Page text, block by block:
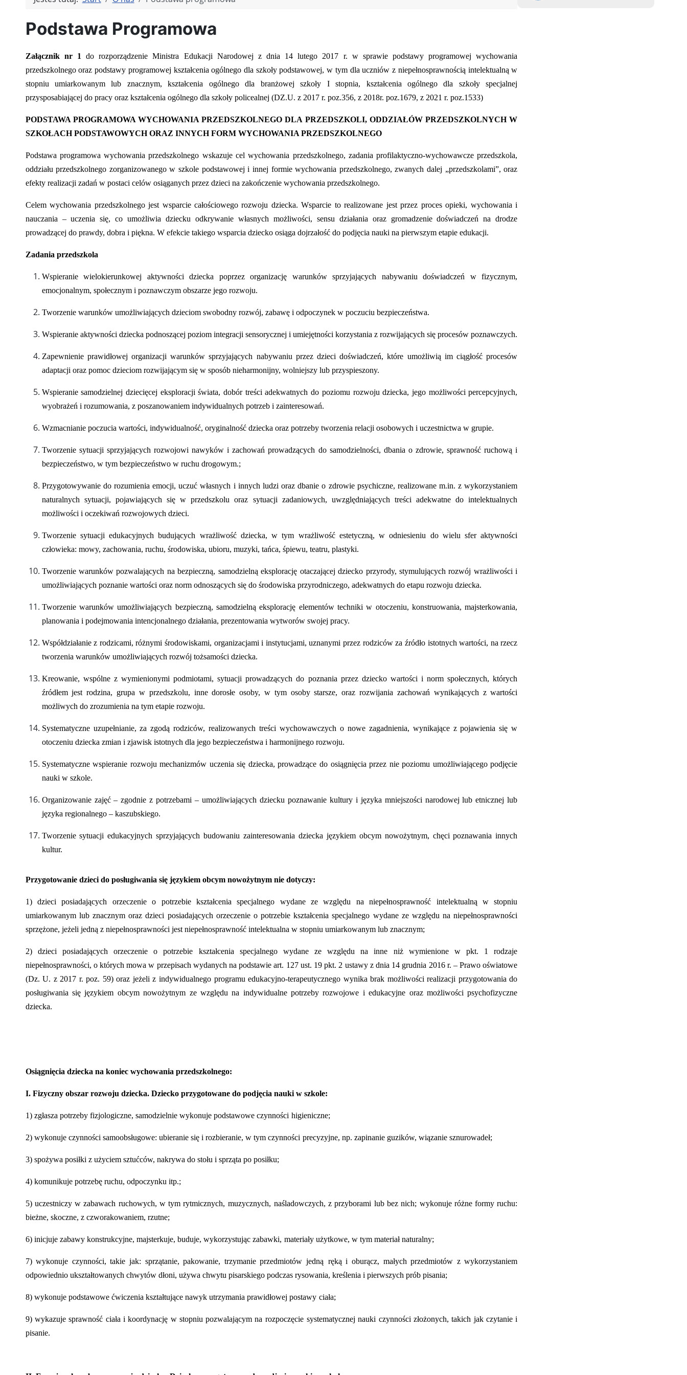
Podstawa Programowa
Załącznik nr 1do rozporządzenie Ministra Edukacji Narodowej z dnia 14 lutego 2017 r. w sprawie podstawy programowej wychowania
przedszkolnego oraz podstawy programowej kształcenia ogólnego dla szkoły podstawowej, w tym dla uczniów z niepełnosprawnością intelektualną w
stopniu umiarkowanym lub znacznym, kształcenia ogólnego dla branżowej szkoły I stopnia, kształcenia ogólnego dla szkoły specjalnej
przysposabiającej do pracy oraz kształcenia ogólnego dla szkoły policealnej (DZ.U. z 2017 r. poz.356, z 2018r. poz.1679, z 2021 r. poz.1533)
PODSTAWA PROGRAMOWA WYCHOWANIA PRZEDSZKOLNEGO DLA PRZEDSZKOLI, ODDZIAŁÓW PRZEDSZKOLNYCH W
SZKOŁACH PODSTAWOWYCH ORAZ INNYCH FORM WYCHOWANIA PRZEDSZKOLNEGO
Podstawa programowa wychowania przedszkolnego wskazuje cel wychowania przedszkolnego, zadania profilaktyczno-wychowawcze przedszkola,
oddziału przedszkolnego zorganizowanego w szkole podstawowej i innej formie wychowania przedszkolnego, zwanych dalej „przedszkolami”, oraz
efekty realizacji zadań w postaci celów osiąganych przez dzieci na zakończenie wychowania przedszkolnego.
Celem wychowania przedszkolnego jest wsparcie całościowego rozwoju dziecka. Wsparcie to realizowane jest przez proces opieki, wychowania i
nauczania – uczenia się, co umożliwia dziecku odkrywanie własnych możliwości, sensu działania oraz gromadzenie doświadczeń na drodze
prowadzącej do prawdy, dobra i piękna. W efekcie takiego wsparcia dziecko osiąga dojrzałość do podjęcia nauki na pierwszym etapie edukacji.
Zadania przedszkola
Wspieranie wielokierunkowej aktywności dziecka poprzez organizację warunków sprzyjających nabywaniu doświadczeń w fizycznym,
emocjonalnym, społecznym i poznawczym obszarze jego rozwoju.
Tworzenie warunków umożliwiających dzieciom swobodny rozwój, zabawę i odpoczynek w poczuciu bezpieczeństwa.
Wspieranie aktywności dziecka podnoszącej poziom integracji sensorycznej i umiejętności korzystania z rozwijających się procesów poznawczych.
Zapewnienie prawidłowej organizacji warunków sprzyjających nabywaniu przez dzieci doświadczeń, które umożliwią im ciągłość procesów
adaptacji oraz pomoc dzieciom rozwijającym się w sposób nieharmonijny, wolniejszy lub przyspieszony.
Wspieranie samodzielnej dziecięcej eksploracji świata, dobór treści adekwatnych do poziomu rozwoju dziecka, jego możliwości percepcyjnych,
wyobrażeń i rozumowania, z poszanowaniem indywidualnych potrzeb i zainteresowań.
Wzmacnianie poczucia wartości, indywidualność, oryginalność dziecka oraz potrzeby tworzenia relacji osobowych i uczestnictwa w grupie.
Tworzenie sytuacji sprzyjających rozwojowi nawyków i zachowań prowadzących do samodzielności, dbania o zdrowie, sprawność ruchową i
bezpieczeństwo, w tym bezpieczeństwo w ruchu drogowym.;
Przygotowywanie do rozumienia emocji, uczuć własnych i innych ludzi oraz dbanie o zdrowie psychiczne, realizowane m.in. z wykorzystaniem
naturalnych sytuacji, pojawiających się w przedszkolu oraz sytuacji zadaniowych, uwzględniających treści adekwatne do intelektualnych
możliwości i oczekiwań rozwojowych dzieci.
Tworzenie sytuacji edukacyjnych budujących wrażliwość dziecka, w tym wrażliwość estetyczną, w odniesieniu do wielu sfer aktywności
człowieka: mowy, zachowania, ruchu, środowiska, ubioru, muzyki, tańca, śpiewu, teatru, plastyki.
Tworzenie warunków pozwalających na bezpieczną, samodzielną eksplorację otaczającej dziecko przyrody, stymulujących rozwój wrażliwości i
umożliwiających poznanie wartości oraz norm odnoszących się do środowiska przyrodniczego, adekwatnych do etapu rozwoju dziecka.
Tworzenie warunków umożliwiających bezpieczną, samodzielną eksplorację elementów techniki w otoczeniu, konstruowania, majsterkowania,
planowania i podejmowania intencjonalnego działania, prezentowania wytworów swojej pracy.
Współdziałanie z rodzicami, różnymi środowiskami, organizacjami i instytucjami, uznanymi przez rodziców za źródło istotnych wartości, na rzecz
tworzenia warunków umożliwiających rozwój tożsamości dziecka.
Kreowanie, wspólne z wymienionymi podmiotami, sytuacji prowadzących do poznania przez dziecko wartości i norm społecznych, których
źródłem jest rodzina, grupa w przedszkolu, inne dorosłe osoby, w tym osoby starsze, oraz rozwijania zachowań wynikających z wartości
możliwych do zrozumienia na tym etapie rozwoju.
Systematyczne uzupełnianie, za zgodą rodziców, realizowanych treści wychowawczych o nowe zagadnienia, wynikające z pojawienia się w
otoczeniu dziecka zmian i zjawisk istotnych dla jego bezpieczeństwa i harmonijnego rozwoju.
Systematyczne wspieranie rozwoju mechanizmów uczenia się dziecka, prowadzące do osiągnięcia przez nie poziomu umożliwiającego podjęcie
nauki w szkole.
Organizowanie zajęć – zgodnie z potrzebami – umożliwiających dziecku poznawanie kultury i języka mniejszości narodowej lub etnicznej lub
języka regionalnego – kaszubskiego.
Tworzenie sytuacji edukacyjnych sprzyjających budowaniu zainteresowania dziecka językiem obcym nowożytnym, chęci poznawania innych
kultur.
Przygotowanie dzieci do posługiwania się językiem obcym nowożytnym nie dotyczy:
1) dzieci posiadających orzeczenie o potrzebie kształcenia specjalnego wydane ze względu na niepełnosprawność intelektualną w stopniu
umiarkowanym lub znacznym oraz dzieci posiadających orzeczenie o potrzebie kształcenia specjalnego wydane ze względu na niepełnosprawności
sprzężone, jeżeli jedną z niepełnosprawności jest niepełnosprawność intelektualna w stopniu umiarkowanym lub znacznym;
2) dzieci posiadających orzeczenie o potrzebie kształcenia specjalnego wydane ze względu na inne niż wymienione w pkt. 1 rodzaje
niepełnosprawności, o których mowa w przepisach wydanych na podstawie art. 127 ust. 19 pkt. 2 ustawy z dnia 14 grudnia 2016 r. – Prawo oświatowe
(Dz. U. z 2017 r. poz. 59) oraz jeżeli z indywidualnego programu edukacyjno-terapeutycznego wynika brak możliwości realizacji przygotowania do
posługiwania się językiem obcym nowożytnym ze względu na indywidualne potrzeby rozwojowe i edukacyjne oraz możliwości psychofizyczne
dziecka.
Osiągnięcia dziecka na koniec wychowania przedszkolnego:
I. Fizyczny obszar rozwoju dziecka. Dziecko przygotowane do podjęcia nauki w szkole:
1) zgłasza potrzeby fizjologiczne, samodzielnie wykonuje podstawowe czynności higieniczne;
2) wykonuje czynności samoobsługowe: ubieranie się i rozbieranie, w tym czynności precyzyjne, np. zapinanie guzików, wiązanie sznurowadeł;
3) spożywa posiłki z użyciem sztućców, nakrywa do stołu i sprząta po posiłku;
4) komunikuje potrzebę ruchu, odpoczynku itp.;
5) uczestniczy w zabawach ruchowych, w tym rytmicznych, muzycznych, naśladowczych, z przyborami lub bez nich; wykonuje różne formy ruchu:
bieżne, skoczne, z czworakowaniem, rzutne;
6) inicjuje zabawy konstrukcyjne, majsterkuje, buduje, wykorzystując zabawki, materiały użytkowe, w tym materiał naturalny;
7) wykonuje czynności, takie jak: sprzątanie, pakowanie, trzymanie przedmiotów jedną ręką i oburącz, małych przedmiotów z wykorzystaniem
odpowiednio ukształtowanych chwytów dłoni, używa chwytu pisarskiego podczas rysowania, kreślenia i pierwszych prób pisania;
8) wykonuje podstawowe ćwiczenia kształtujące nawyk utrzymania prawidłowej postawy ciała;
9) wykazuje sprawność ciała i koordynację w stopniu pozwalającym na rozpoczęcie systematycznej nauki czynności złożonych, takich jak czytanie i
pisanie.